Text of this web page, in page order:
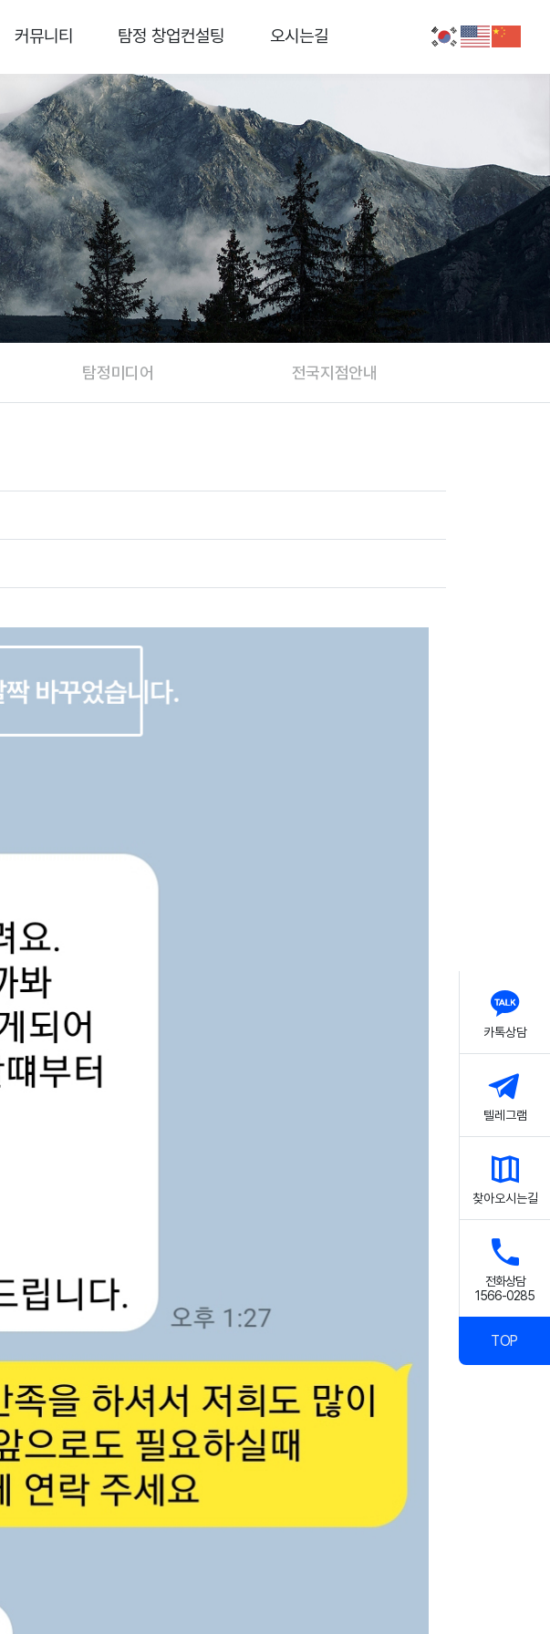
커뮤니티 탐정 창업컨설팅 오시는길
탐정미디어 전국지점안내
카톡상담
텔레그램
찾아오시는길
전화상담
1566-0285
TOP